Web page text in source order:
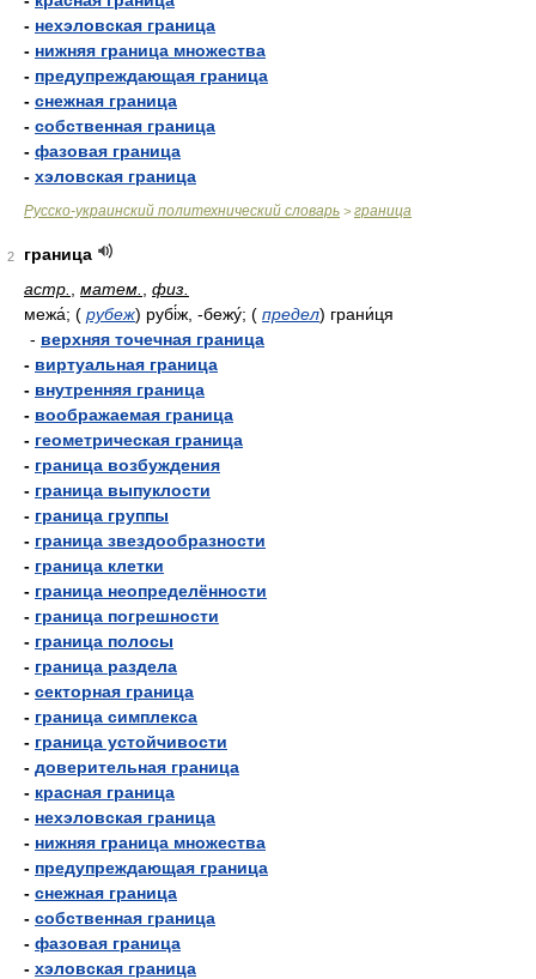
- нехэловская граница
- нижняя граница множества
- предупреждающая граница
- снежная граница
- собственная граница
- фазовая граница
- хэловская граница
Русско-украинский политехнический словарь > граница
2
граница
астр.
матем.
физ.
межа́; ( рубеж) рубі́ж, -бежу́; ( предел) грани́ця
- верхняя точечная граница
- виртуальная граница
- внутренняя граница
- воображаемая граница
- геометрическая граница
- граница возбуждения
- граница выпуклости
- граница группы
- граница звездообразности
- граница клетки
- граница неопределённости
- граница погрешности
- граница полосы
- граница раздела
- секторная граница
- граница симплекса
- граница устойчивости
- доверительная граница
- красная граница
- нехэловская граница
- нижняя граница множества
- предупреждающая граница
- снежная граница
- собственная граница
- фазовая граница
- хэловская граница